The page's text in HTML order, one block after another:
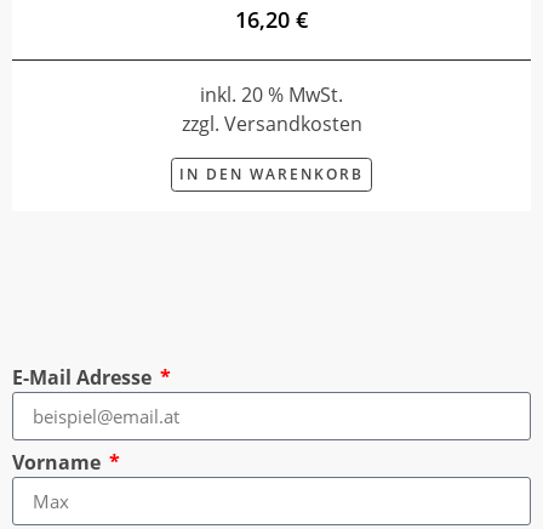
16,20 €
inkl. 20 % MwSt.
zzgl. Versandkosten
IN DEN WARENKORB
E-Mail Adresse
Vorname